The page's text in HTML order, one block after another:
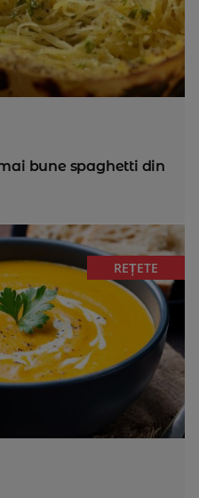
bune spaghetti din
REȚETE